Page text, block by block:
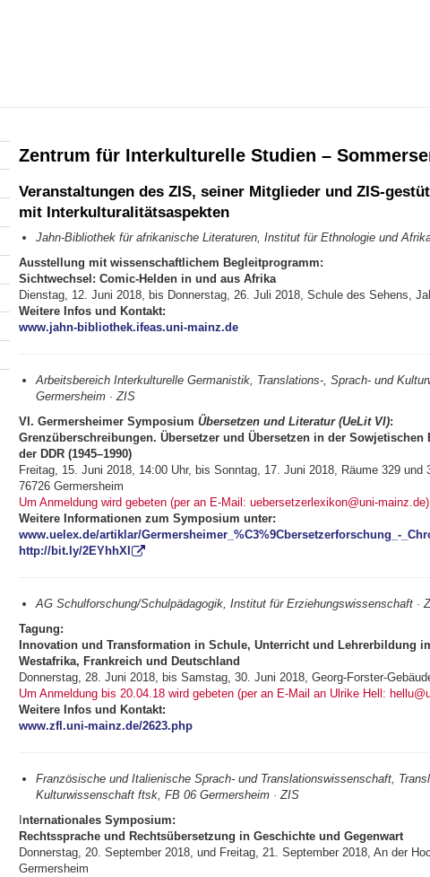
Zentrum für Interkulturelle Studien –
Veranstaltungen des ZIS, seiner Mitglieder und ZIS-
mit Interkultura­litäts­aspekten
Jahn-Bibliothek für afrikanische Literaturen, Institut für Ethnologie und
Ausstellung mit wissenschaft­lichem Begleit­programm:
Sichtwechsel: Comic-Helden in und aus Afrika
Dienstag, 12. Juni 2018, bis Donnerstag, 26. Juli 2018, Schule des Sehens,
Weitere Infos und Kontakt:
www.jahn-bibliothek.ifeas.uni-mainz.de
Arbeitsbereich Interkulturelle Germanistik, Translations-, Sprach- und
Germersheim · ZIS
VI. Germersheimer Symposium Übersetzen und Literatur (UeLit VI):
Grenzüberschreibungen. Übersetzer und Über­setzen in der Sowje­tischen
der DDR (1945–1990)
Freitag, 15. Juni 2018, 14:00 Uhr, bis Sonntag, 17. Juni 2018, Räume 329 und
76726 Germersheim
Um Anmeldung wird gebeten (per an E-Mail: uebersetzerlexikon@uni-
Weitere Informationen zum Symposium unter:
www.uelex.de/artiklar/Germersheimer_%C3%9Cbersetzerforschung_-
http://bit.ly/2EYhhXI
AG Schulforschung/Schulpädagogik, Institut für Erziehungswissenschaft ·
Tagung:
Innovation und Transformation in Schule, Unterricht und Lehrerbildung
Westafrika, Frankreich und Deutschland
Donnerstag, 28. Juni 2018, bis Samstag, 30. Juni 2018, Georg-Forster-
Um Anmeldung bis 20.04.18 wird gebeten (per an E-Mail an Ulrike Hell:
Weitere Infos und Kontakt:
www.zfl.uni-mainz.de/2623.php
Französische und Italienische Sprach- und Trans­lationswissenschaft,
Kulturwissenschaft ftsk, FB 06 Germersheim · ZIS
nternationales Symposium:
Rechtssprache und Rechtsübersetzung in Geschichte und Gegenwart
Donnerstag, 20. September 2018, und Freitag, 21. September 2018, An der
Germersheim